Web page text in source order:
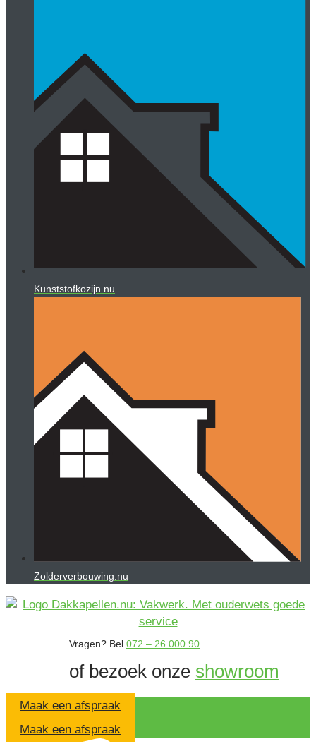
Kunststofkozijn.nu
Zolderverbouwing.nu
Vragen? Bel 072 – 26 000 90
of bezoek onze showroom
Maak een afspraak
Maak een afspraak